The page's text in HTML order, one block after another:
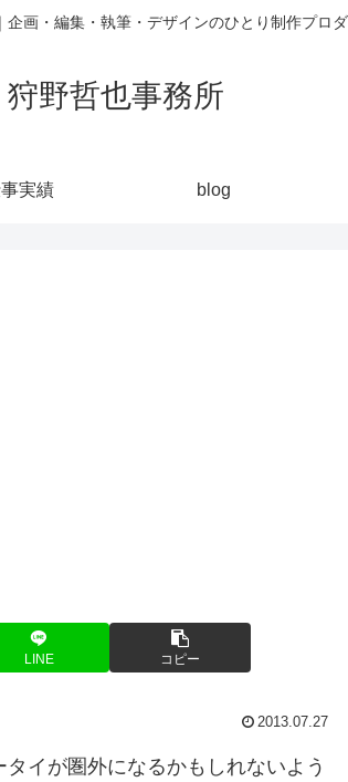
企画・編集・執筆・デザインのひとり制作プロ
狩野哲也事務所
実績 blog
LINE コピー
2013.07.27
イが圏外になるかもしれないよう